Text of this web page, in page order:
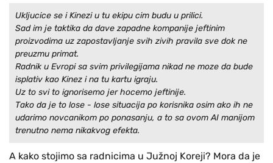
Ukljucice se i Kinezi u tu ekipu cim budu u prilici.
Sad im je taktika da dave zapadne kompanije jeftinim
proizvodima uz zapostavljanje svih zivih pravila sve dok ne
preuzmu primat.
Radnik u Evropi sa svim privilegijama nikad ne moze da bude
isplativ kao Kinez i na tu kartu igraju.
Uz to svi to ignorisemo jer hocemo jeftinije.
Tako da je to lose - lose situacija po korisnika osim ako ih ne
udarimo novcanikom po ponasanju, a to sa ovom AI manijom
trenutno nema nikakvog efekta.
A kako stojimo sa radnicima u Južnoj Koreji? Mora da je